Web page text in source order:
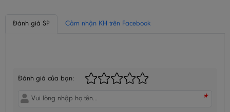
Đánh giá SP Cảm nhận KH trên Facebook
Đánh giá của bạn:
*